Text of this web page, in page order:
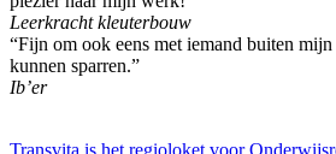
Leerkracht kleuterbouw
“Fijn om ook eens met iemand buiten
kunnen sparren.”
Ib’er
Transvita is het regioloket voor